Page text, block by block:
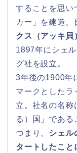
することを思い
カー」を建造。
クス（アッキ貝
1897年にシェ
グ社を設立。
3年後の1900年
マークとしたラ
立。社名の名称
る）国」である
つまり、 シェル
タートしたこと